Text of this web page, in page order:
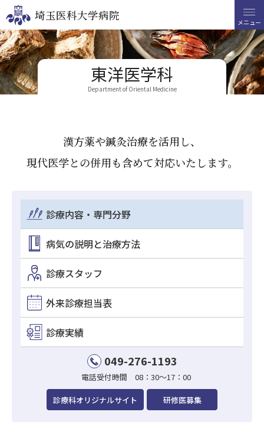
埼玉医科大学病院 メニュー
東洋医学科
Department of Oriental Medicine
漢方薬や鍼灸治療を活用し、
現代医学との併用も含めて対応いたします。
診療内容・専門分野
病気の説明と治療方法
診療スタッフ
外来診療担当表
診療実績
049-276-1193
電話受付時間 08：30～17：00
診療科オリジナルサイト 研修医募集
埼玉医科大学病院 メニュー
検索
049-276-1111
〒350-0495
埼玉県入間郡毛呂山町毛呂本郷38
外来
初めて受診される方へ
再診の方
救急・時間外の診療
外来診療担当医表
地域連携小児夜間・休日診療
選定療養費